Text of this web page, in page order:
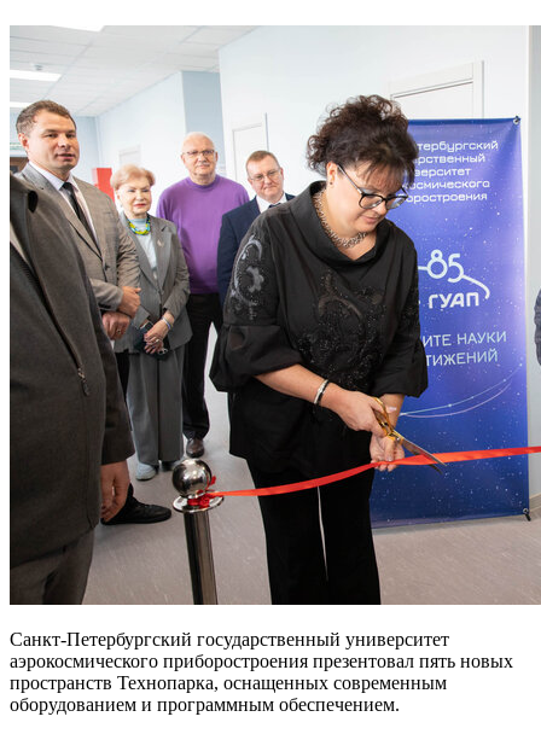
Санкт-Петербургский государственный университет
аэрокосмического приборостроения презентовал пять новых
пространств Технопарка, оснащенных современным
оборудованием и программным обеспечением.